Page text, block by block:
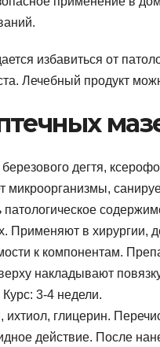
избавиться от
Лечебный продукт
дегтя,
Применяют в хирургии,
к компонентам.
накладывают
3-4 недели.
глицерин.
действие. После